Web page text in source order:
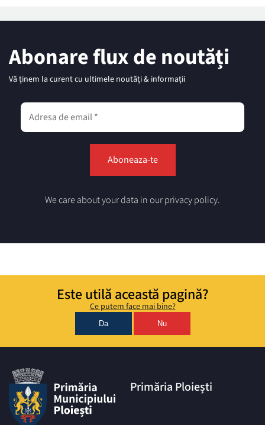
Abonare flux de noutăți
Vă ținem la curent cu ultimele noutăți & informații
We care about your data in our privacy policy.
Este utilă această pagină?
Ce putem face mai bine?
Da Nu
Primăria Ploiești